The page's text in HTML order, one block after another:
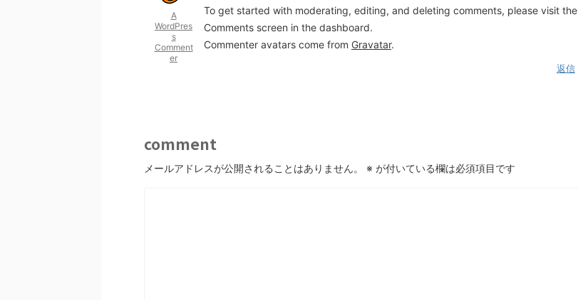
A
WordPres
s
Comment
er
To get started with moderating, editing, and deleting comments, please visit the
Comments screen in the dashboard.
Commenter avatars come from Gravatar.
返信
comment
メールアドレスが公開されることはありません。 ※ が付いている欄は必須項目です